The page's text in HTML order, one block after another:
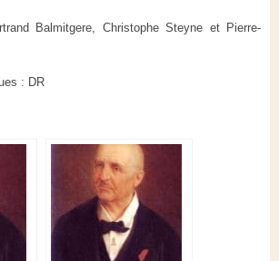
Balmitgere, Christophe Steyne et Pierre-
: DR